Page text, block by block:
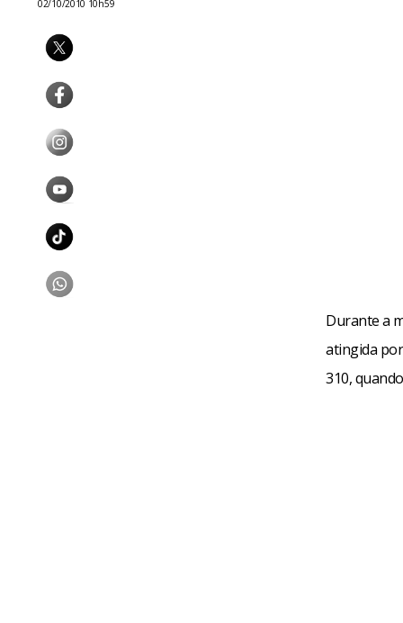
02/10/2010 10h59
Durante a
atingida por
310,